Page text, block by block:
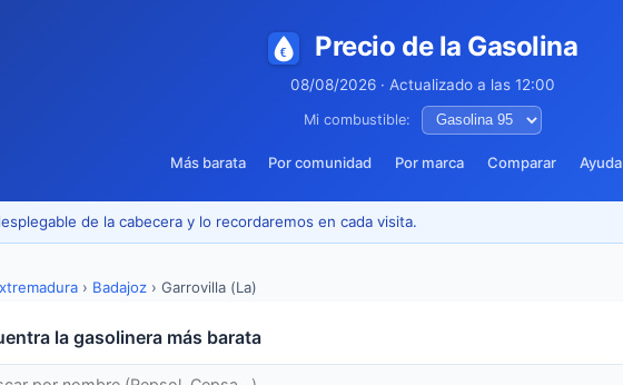
Precio de la Gasolina
08/08/2026 · Actualizado a las 12:00
Mi combustible:
Más barata Por comunidad Por marca Comparar Ayuda
de la cabecera y lo recordaremos en cada visita.
› Badajoz › Garrovilla (La)
la gasolinera más barata